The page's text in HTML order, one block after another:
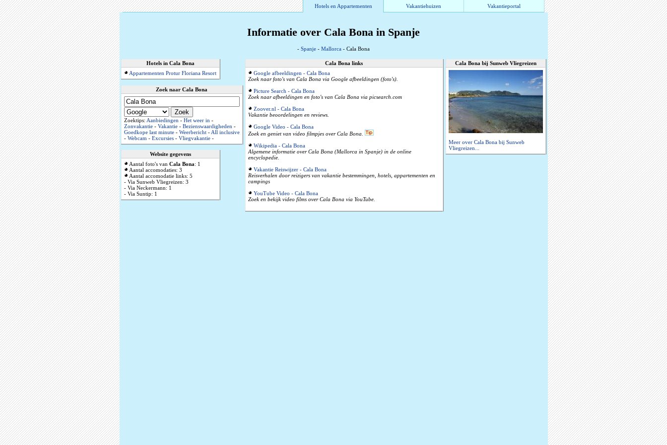
Hotels en Appartementen Vakantiehuizen Vakantieportal
Informatie over Cala Bona in Spanje
- Spanje - Mallorca - Cala Bona
Hotels in Cala Bona
Appartementen Protur Floriana Resort
Zoek naar Cala Bona
Zoektips: Aanbiedingen- Het weer in-
Zonvakantie- Vakantie- Bezienswaardigheden-
Goedkope last minute- Weerbericht-All inclusive
- Webcam- Excursies- Vliegvakantie-
Website gegevens
Aantal foto's van Cala Bona: 1
Aantal accomodaties: 3
Aantal accomodatie links: 5
- Via Sunweb Vliegreizen: 3
- Via Neckermann: 1
- Via Suntip: 1
Cala Bona links
Google afbeeldingen - Cala Bona
Zoek naar foto's van Cala Bona via Google afbeeldingen (foto's).
Picture Search - Cala Bona
Zoek naar afbeeldingen en foto's van Cala Bona via picsearch.com
Zoover.nl - Cala Bona
Vakantie beoordelingen en reviews.
Google Video - Cala Bona
Zoek en geniet van video filmpjes over Cala Bona.
Wikipedia - Cala Bona
Algemene informatie over Cala Bona (Mallorca in Spanje) in de online
encyclopedie.
Vakantie Reiswijzer - Cala Bona
Reisverhalen door reizigers van vakantie bestemmingen, hotels, appartementen en
campings
YouTube Video - Cala Bona
Zoek en bekijk video films over Cala Bona via YouTube.
Cala Bona bij Sunweb Vliegreizen
Meer over Cala Bona bij Sunweb
Vliegreizen...